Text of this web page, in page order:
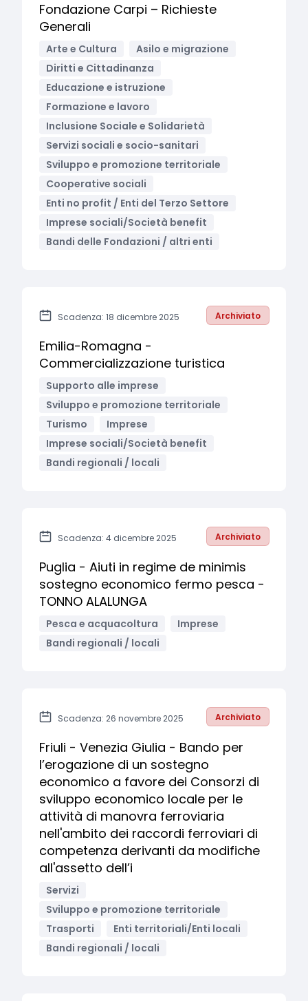
Fondazione Carpi – Richieste
Generali
Arte e Cultura
Asilo e migrazione
Diritti e Cittadinanza
Educazione e istruzione
Formazione e lavoro
Inclusione Sociale e Solidarietà
Servizi sociali e socio-sanitari
Sviluppo e promozione territoriale
Cooperative sociali
Enti no profit / Enti del Terzo Settore
Imprese sociali/Società benefit
Bandi delle Fondazioni / altri enti
Scadenza: 18 dicembre 2025 Archiviato
Emilia-Romagna -
Commercializzazione turistica
Supporto alle imprese
Sviluppo e promozione territoriale
Turismo
Imprese
Imprese sociali/Società benefit
Bandi regionali / locali
Scadenza: 4 dicembre 2025 Archiviato
Puglia - Aiuti in regime de minimis
sostegno economico fermo pesca -
TONNO ALALUNGA
Pesca e acquacoltura
Imprese
Bandi regionali / locali
Scadenza: 26 novembre 2025 Archiviato
Friuli - Venezia Giulia - Bando per
l’erogazione di un sostegno
economico a favore dei Consorzi di
sviluppo economico locale per le
attività di manovra ferroviaria
nell'ambito dei raccordi ferroviari di
competenza derivanti da modifiche
all'assetto dell’i
Servizi
Sviluppo e promozione territoriale
Trasporti
Enti territoriali/Enti locali
Bandi regionali / locali